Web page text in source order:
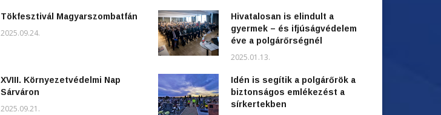
Tökfesztivál Magyarszombatfán
2025.09.24.
XVIII. Környezetvédelmi Nap
Sárváron
2025.09.21.
Hivatalosan is elindult a
gyermek – és ifjúságvédelem
éve a polgárőrségnél
2025.01.13.
Idén is segítik a polgárőrök a
biztonságos emlékezést a
sírkertekben